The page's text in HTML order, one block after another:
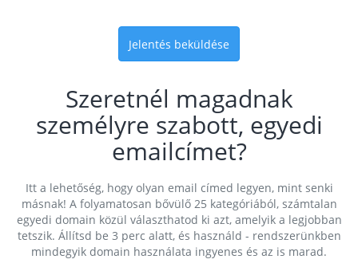
Jelentés beküldése
Szeretnél magadnak
személyre szabott, egyedi
emailcímet?
Itt a lehetőség, hogy olyan email címed legyen, mint senki
másnak! A folyamatosan bővülő 25 kategóriából, számtalan
egyedi domain közül választhatod ki azt, amelyik a legjobban
tetszik. Állítsd be 3 perc alatt, és használd - rendszerünkben
mindegyik domain használata ingyenes és az is marad.